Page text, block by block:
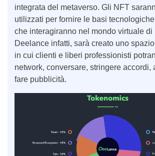
integrata del metaverso. Gli NFT
utilizzati per fornire le basi
che interagiranno nel mondo virtuale di
Deelance infatti, sarà creato uno
in cui clienti e liberi professionisti
network, conversare, stringere accordi,
fare pubblicità.